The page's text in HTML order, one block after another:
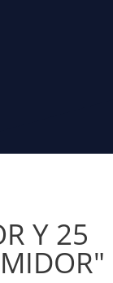
Y 25